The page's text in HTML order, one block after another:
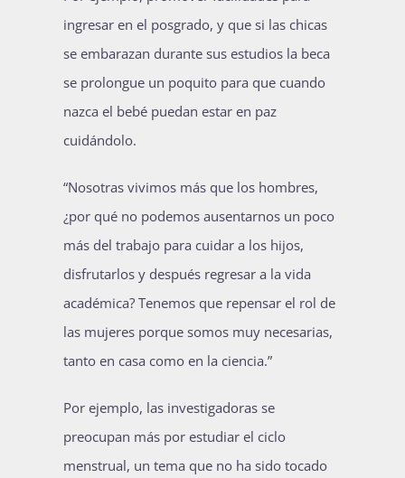
ingresar en el posgrado, y que si las chicas
se embarazan durante sus estudios la beca
se prolongue un poquito para que cuando
nazca el bebé puedan estar en paz
cuidándolo.
“Nosotras vivimos más que los hombres,
¿por qué no podemos ausentarnos un poco
más del trabajo para cuidar a los hijos,
disfrutarlos y después regresar a la vida
académica? Tenemos que repensar el rol de
las mujeres porque somos muy necesarias,
tanto en casa como en la ciencia.”
Por ejemplo, las investigadoras se
preocupan más por estudiar el ciclo
menstrual, un tema que no ha sido tocado